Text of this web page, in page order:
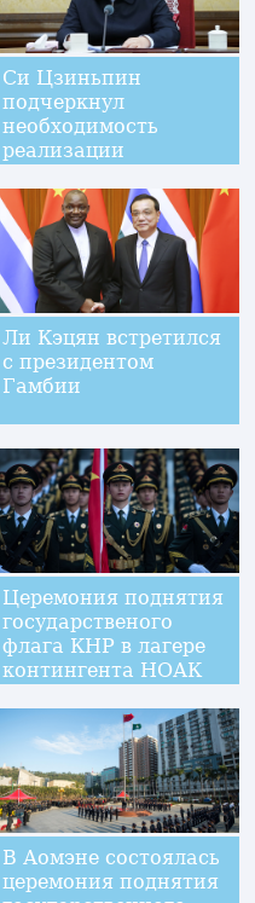
Си Цзиньпин
подчеркнул
необходимость
реализации
съезда КПК и
сплоченности
высшего руководства
Ли Кэцян встретился
с президентом
Гамбии
Церемония поднятия
государственого
флага КНР в лагере
контингента НОАК
восстановления
суверенитета Китая
над Аомэнем
В Аомэне состоялась
церемония поднятия